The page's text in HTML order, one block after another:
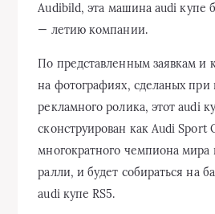
Audibild, эта машина audi купе
— летию компании.
По представленным заявкам и
на фотографиях, сделаных при
рекламного ролика, этот audi
сконструирован как Audi Sport
многократного чемпиона
ралли, и будет собираться на
audi купе RS5.